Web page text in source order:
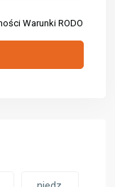
Warunki RODO